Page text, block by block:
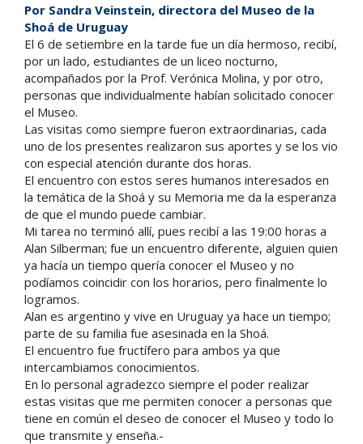
Por Sandra Veinstein, directora del Museo de la
Shoá de Uruguay
El 6 de setiembre en la tarde fue un día hermoso, recibí,
por un lado, estudiantes de un liceo nocturno,
acompañados por la Prof. Verónica Molina, y por otro,
personas que individualmente habían solicitado conocer
el Museo.
Las visitas como siempre fueron extraordinarias, cada
uno de los presentes realizaron sus aportes y se los vio
con especial atención durante dos horas.
El encuentro con estos seres humanos interesados en
la temática de la Shoá y su Memoria me da la esperanza
de que el mundo puede cambiar.
Mi tarea no terminó allí, pues recibí a las 19:00 horas a
Alan Silberman; fue un encuentro diferente, alguien quien
ya hacía un tiempo quería conocer el Museo y no
podíamos coincidir con los horarios, pero finalmente lo
logramos.
Alan es argentino y vive en Uruguay ya hace un tiempo;
parte de su familia fue asesinada en la Shoá.
El encuentro fue fructífero para ambos ya que
intercambiamos conocimientos.
En lo personal agradezco siempre el poder realizar
estas visitas que me permiten conocer a personas que
tiene en común el deseo de conocer el Museo y todo lo
que transmite y enseña.-